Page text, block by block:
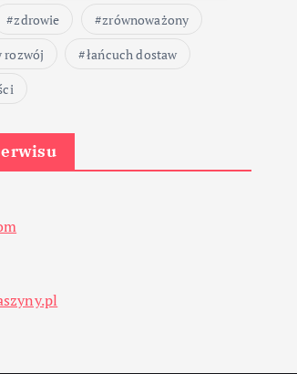
zdrowie
zrównoważony
rozwój
łańcuch dostaw